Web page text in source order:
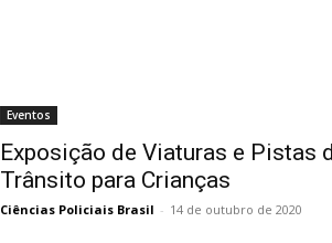
Eventos
Exposição de Viaturas e Pistas
Trânsito para Crianças
Ciências Policiais Brasil - 14 de outubro de 2020